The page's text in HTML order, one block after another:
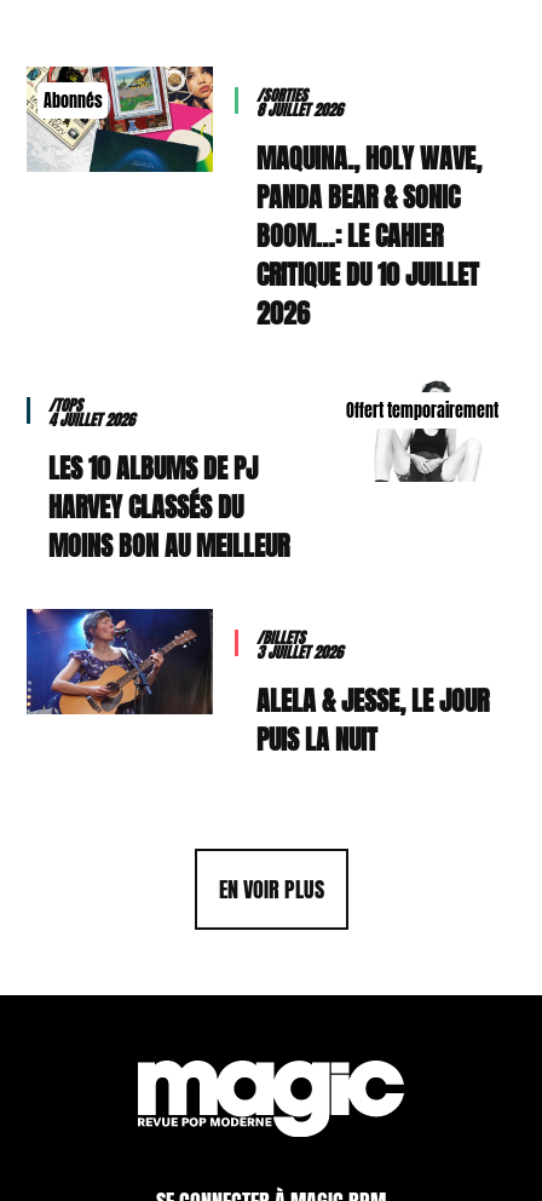
Abonnés /SORTIES
8 JUILLET 2026
MAQUINA., HOLY WAVE,
PANDA BEAR & SONIC
BOOM…: LE CAHIER
CRITIQUE DU 10 JUILLET
2026
Offert temporairement
/TOPS
4 JUILLET 2026
LES 10 ALBUMS DE PJ
HARVEY CLASSÉS DU
MOINS BON AU MEILLEUR
/BILLETS
3 JUILLET 2026
ALELA & JESSE, LE JOUR
PUIS LA NUIT
EN VOIR PLUS